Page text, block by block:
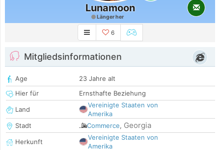
Lunamoon
Länger her
6
Mitgliedsinformationen
Age
23 Jahre alt
Hier für
Ernsthafte Beziehung
Land
Vereinigte Staaten von
Amerika
Stadt
Commerce, Georgia
Herkunft
Vereinigte Staaten von
Amerika